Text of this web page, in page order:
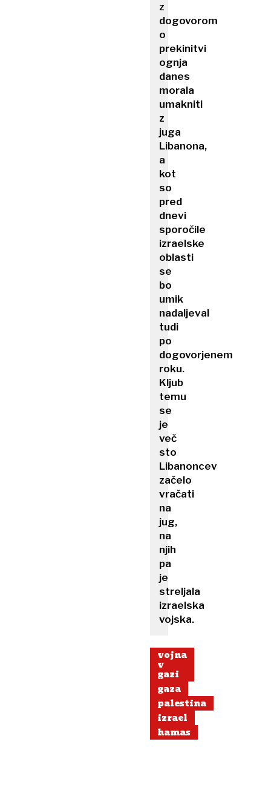
z
dogovorom
o
prekinitvi
ognja
danes
morala
umakniti
z
juga
Libanona,
a
kot
so
pred
dnevi
sporočile
izraelske
oblasti
se
bo
umik
nadaljeval
tudi
po
dogovorjenem
roku.
Kljub
temu
se
je
več
sto
Libanoncev
začelo
vračati
na
jug,
na
njih
pa
je
streljala
izraelska
vojska.
vojna
v
gazi
gaza
palestina
izrael
hamas